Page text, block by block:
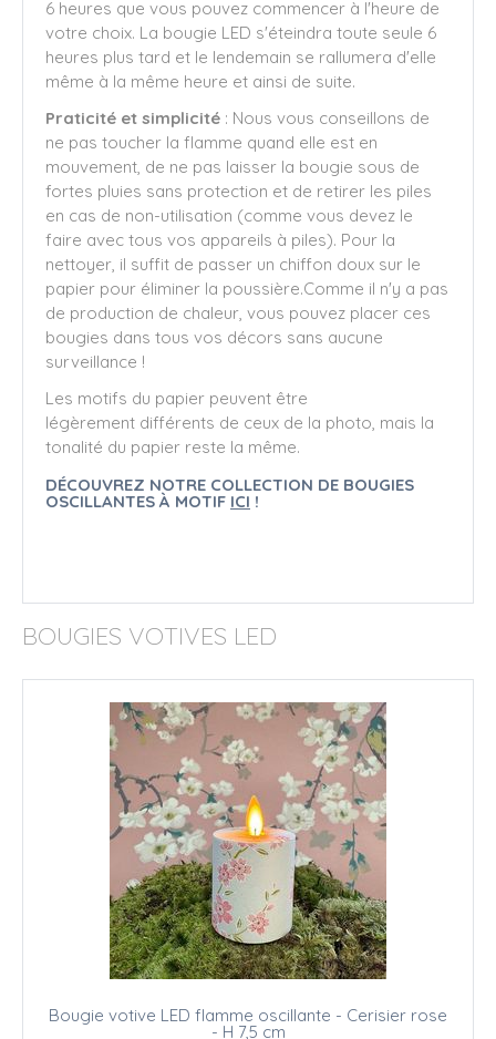
6 heures que vous pouvez commencer à l'heure de
votre choix. La bougie LED s'éteindra toute seule 6
heures plus tard et le lendemain se rallumera d'elle
même à la même heure et ainsi de suite.
Praticité et simplicité : Nous vous conseillons de
ne pas toucher la flamme quand elle est en
mouvement, de ne pas laisser la bougie sous de
fortes pluies sans protection et de retirer les piles
en cas de non-utilisation (comme vous devez le
faire avec tous vos appareils à piles). Pour la
nettoyer, il suffit de passer un chiffon doux sur le
papier pour éliminer la poussière.Comme il n'y a pas
de production de chaleur, vous pouvez placer ces
bougies dans tous vos décors sans aucune
surveillance !
Les motifs du papier peuvent être
légèrement différents de ceux de la photo, mais la
tonalité du papier reste la même.
DÉCOUVREZ NOTRE COLLECTION DE BOUGIES
OSCILLANTES À MOTIF ICI !
BOUGIES VOTIVES LED
Bougie votive LED flamme oscillante - Cerisier rose
- H 7,5 cm